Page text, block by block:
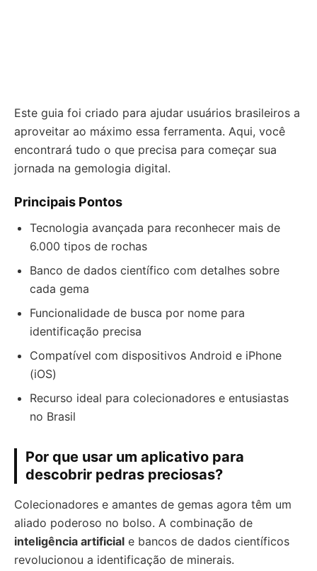
Este guia foi criado para ajudar usuários brasileiros a
aproveitar ao máximo essa ferramenta. Aqui, você
encontrará tudo o que precisa para começar sua
jornada na gemologia digital.
Principais Pontos
Tecnologia avançada para reconhecer mais de
6.000 tipos de rochas
Banco de dados científico com detalhes sobre
cada gema
Funcionalidade de busca por nome para
identificação precisa
Compatível com dispositivos Android e iPhone
(iOS)
Recurso ideal para colecionadores e entusiastas
no Brasil
Por que usar um aplicativo para
descobrir pedras preciosas?
Colecionadores e amantes de gemas agora têm um
aliado poderoso no bolso. A combinação de
inteligência artificial e bancos de dados científicos
revolucionou a identificação de minerais.